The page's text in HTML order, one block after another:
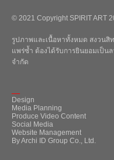
© 2021 Copyright SPIRIT ART
รูปภาพและเนื้อหาทั้งหมด สงวนสิ
แพร่ซ้ำ ต้องได้รับการยินยอมเป็น
จำกัด
Design
Media Planning
Produce Video Content
Social Media
Website Management
By Archi ID Group Co., Ltd.